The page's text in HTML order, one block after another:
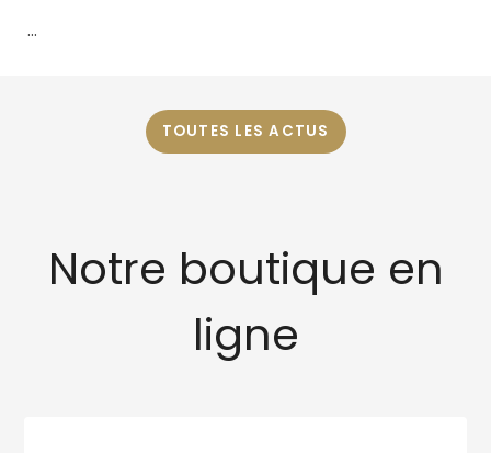
...
TOUTES LES ACTUS
Notre boutique en
ligne